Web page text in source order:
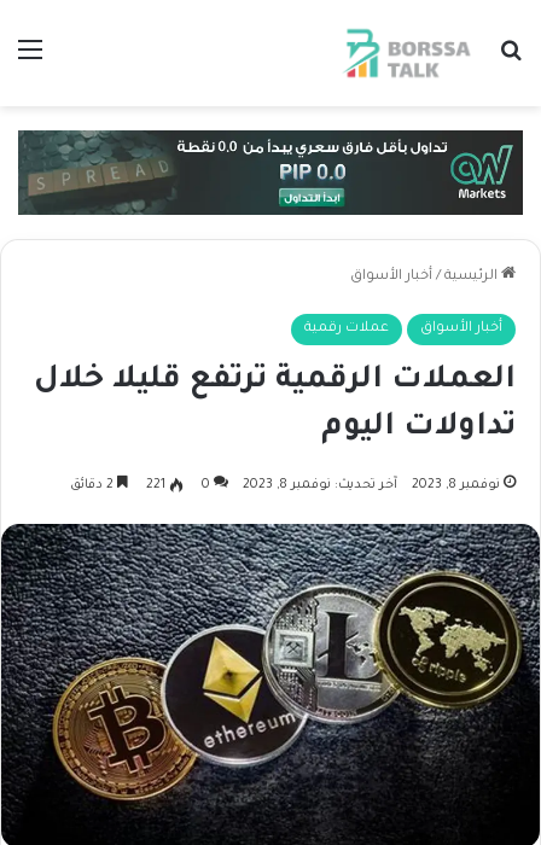
بحث عن
الرئيسية / أخبار الأسواق
أخبار الأسواق عملات رقمية
العملات الرقمية ترتفع قليلا خلال
تداولات اليوم
نوفمبر 8, 2023 آخر تحديث: نوفمبر 8, 2023 0
221